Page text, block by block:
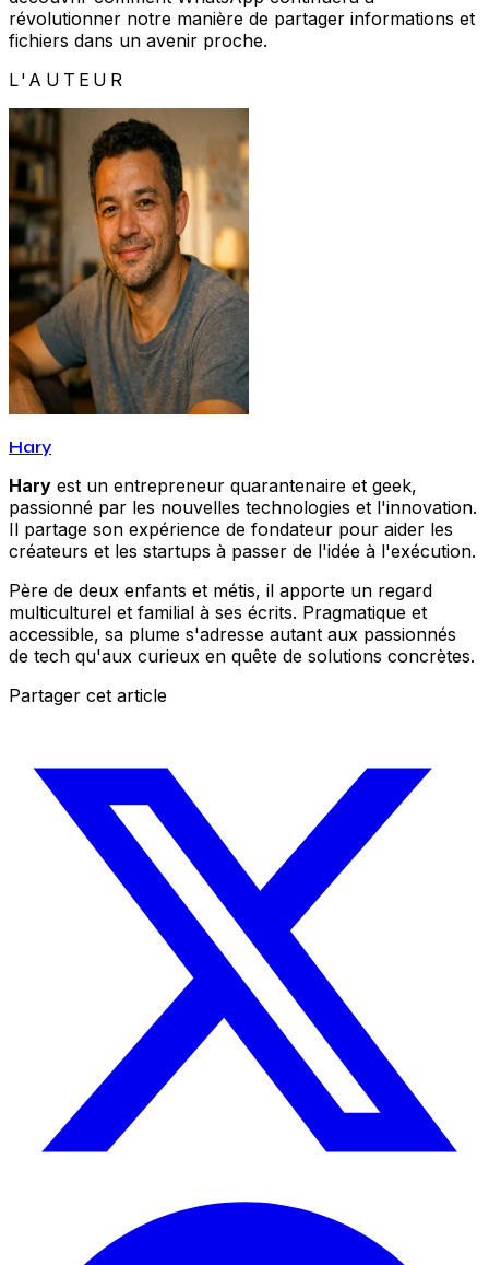
révolutionner notre manière de partager informations et
fichiers dans un avenir proche.
L'AUTEUR
Hary
Hary est un entrepreneur quarantenaire et geek,
passionné par les nouvelles technologies et l'innovation.
Il partage son expérience de fondateur pour aider les
créateurs et les startups à passer de l'idée à l'exécution.
Père de deux enfants et métis, il apporte un regard
multiculturel et familial à ses écrits. Pragmatique et
accessible, sa plume s'adresse autant aux passionnés
de tech qu'aux curieux en quête de solutions concrètes.
Partager cet article